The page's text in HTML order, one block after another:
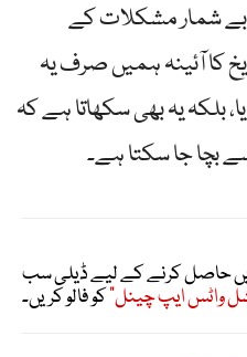
بے شمار مشکلات کے
کا آئینہ ہمیں صرف یہ
بلکہ یہ بھی سکھاتا ہے کہ
بچا جا سکتا ہے۔
حاصل کرنے کے لیے ڈیلی سب
واٹس ایپ چینل"کو فالو کریں۔